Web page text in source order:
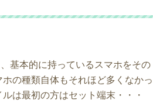
基本的に持っているスマホをその
の種類自体もそれほど多くなかっ
は最初の方はセット端末・・・